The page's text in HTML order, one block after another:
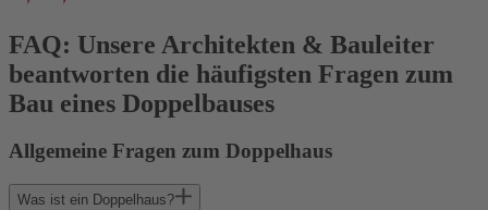
FAQ: Unsere Architekten & Bauleiter
beantworten die häufigsten Fragen zum
Bau eines Doppelbauses
Allgemeine Fragen zum Doppelhaus
Was ist ein Doppelhaus?